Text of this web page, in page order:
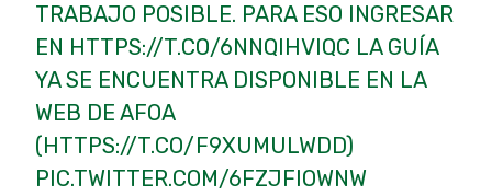
TRABAJO POSIBLE. PARA ESO INGRESAR
EN HTTPS://T.CO/6NNQIHVIQC LA GUÍA
YA SE ENCUENTRA DISPONIBLE EN LA
WEB DE AFOA
( HTTPS://T.CO/F9XUMULWDD)
PIC.TWITTER.COM/6FZJFIOWNW